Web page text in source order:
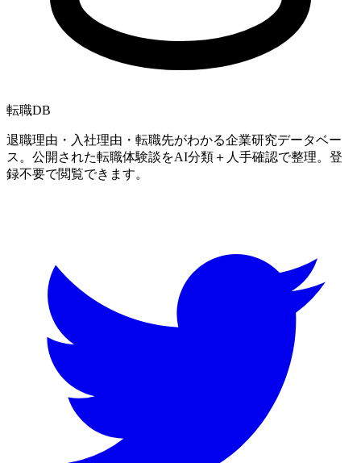
転職DB
退職理由・入社理由・転職先がわかる企業研究データベー
ス。公開された転職体験談をAI分類＋人手確認で整理。登
録不要で閲覧できます。